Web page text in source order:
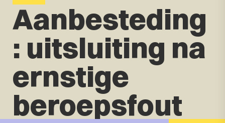
Aanbesteding
: uitsluiting na
ernstige
beroepsfout